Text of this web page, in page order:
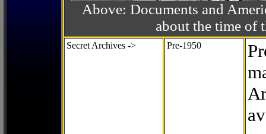
Above: Documents and
about the time of
Secret Archives -> Pre-1950